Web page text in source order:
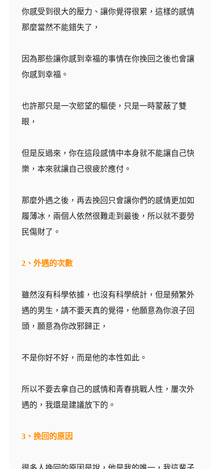
你感受到很大的壓力、讓你覺得很累，這樣的感情
那麼當然不能錯失了，
因為那些讓你感到幸福的事情在你挽回之後也會讓
你感到幸福。
也許那只是一次慾望的驅使，只是一時蒙蔽了雙
眼，
但是反過來，你在這段感情中本身就不能讓自己快
樂，本來就讓自己很疲於應付。
那麼外遇之後，再去挽回只會讓你們的感情更加如
履薄冰，兩個人依然很難走到最後，所以就不要勞
民傷財了。
2、外遇的次數
雖然沒有科學依據，也沒有科學統計，但是頻繁外
遇的男生，請不要天真的覺得，他願意為你浪子回
頭，願意為你改邪歸正，
不是你好不好，而是他的本性如此。
所以不要去拿自己的感情和青春挑戰人性，屢次外
遇的，我還是建議放下的。
3、挽回的原因